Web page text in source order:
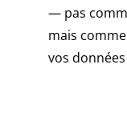
— pas
mais
vos